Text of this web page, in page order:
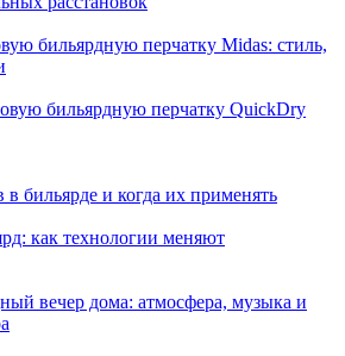
бильярдную перчатку Midas: стиль,
бильярдную перчатку QuickDry
в бильярде и когда их применять
как технологии меняют
вечер дома: атмосфера, музыка и